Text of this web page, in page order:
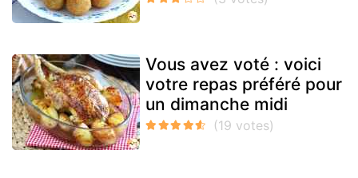
Vous avez voté : voici
votre repas préféré pour
un dimanche midi